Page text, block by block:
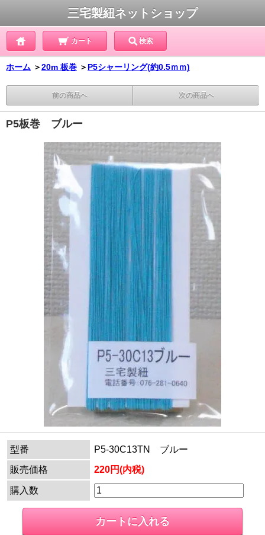
三宅製紐ネットショップ
カート 検索
ホーム ＞20m 板巻 ＞ P5シャーリング(約0.5ｍｍ)
前の商品へ 次の商品へ
P5板巻 ブルー
型番
P5-30C13TN ブルー
販売価格
220円(内税)
購入数